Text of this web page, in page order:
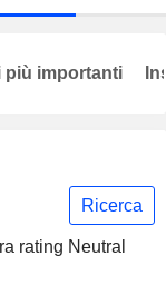
Ricerca
rating Neutral
più importanti